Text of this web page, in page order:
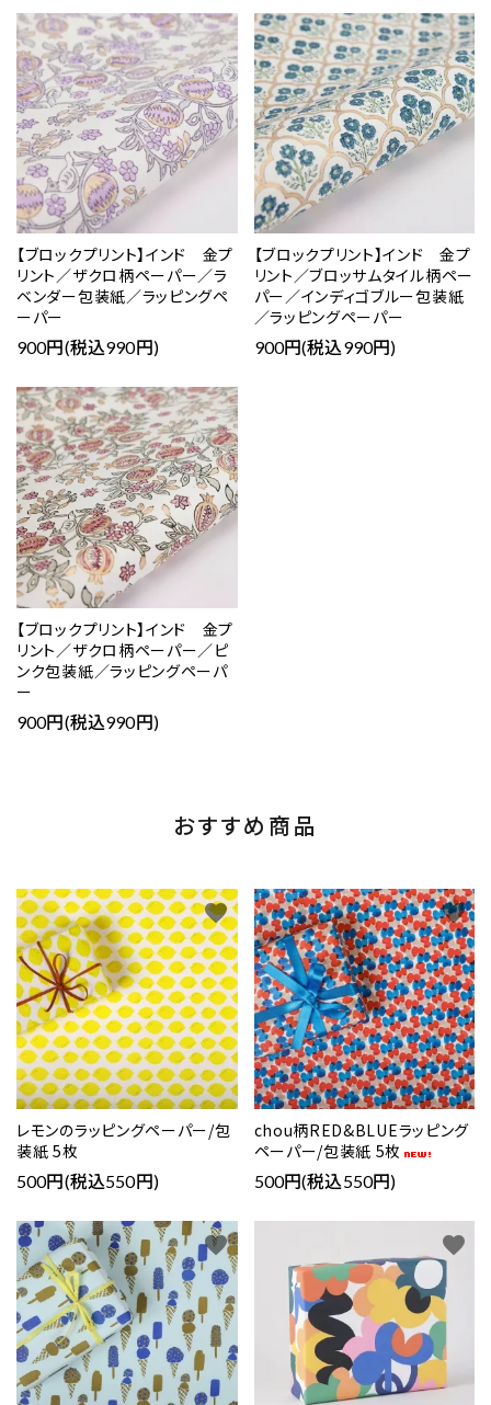
【ブロックプリント】インド 金プ
リント／ザクロ柄ペーパー／ラ
ベンダー包装紙／ラッピングペ
ーパー
900円(税込990円)
【ブロックプリント】インド 金プ
リント／ブロッサムタイル柄ペー
パー／インディゴブルー包装紙
／ラッピングペーパー
900円(税込990円)
【ブロックプリント】インド 金プ
リント／ザクロ柄ペーパー／ピ
ンク包装紙／ラッピングペーパ
ー
900円(税込990円)
おすすめ商品
レモンのラッピングペーパー/包
装紙 5枚
500円(税込550円)
favorite
chou柄RED&BLUEラッピング
ペーパー/包装紙 5枚
500円(税込550円)
favorite
favorite favorite